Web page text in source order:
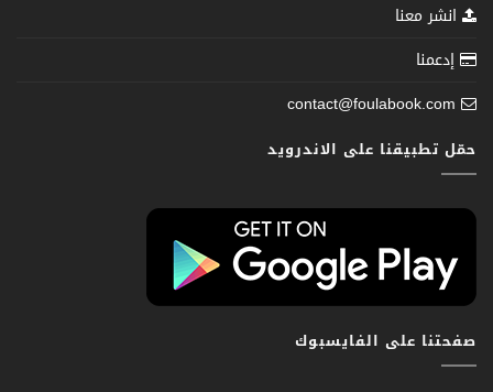
انشر معنا
إدعمنا
contact@foulabook.com
حمّل تطبيقنا على الاندرويد
صفحتنا على الفايسبوك